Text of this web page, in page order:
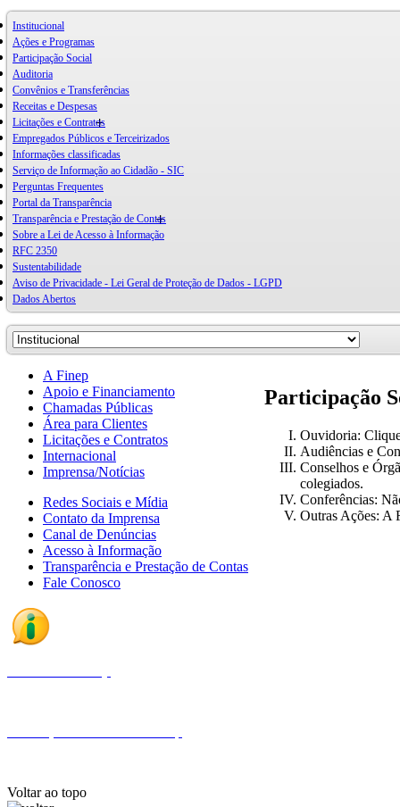
Institucional
Ações e Programas
Participação Social
Auditoria
Convênios e Transferências
Receitas e Despesas
Licitações e Contratos
Empregados Públicos e Terceirizados
Informações classificadas
Serviço de Informação ao Cidadão - SIC
Perguntas Frequentes
Portal da Transparência
Transparência e Prestação de Contas
Sobre a Lei de Acesso à Informação
RFC 2350
Sustentabilidade
Aviso de Privacidade - Lei Geral de Proteção de Dados - LGPD
Dados Abertos
Participação
Ouvidoria:
Audiências e
Conselhos e
colegiados.
Conferências:
Outras Ações: A
A Finep
Apoio e Financiamento
Chamadas Públicas
Área para Clientes
Licitações e Contratos
Internacional
Imprensa/Notícias
Redes Sociais e Mídia
Contato da Imprensa
Canal de Denúncias
Acesso à Informação
Transparência e Prestação de Contas
Fale Conosco
Voltar ao topo